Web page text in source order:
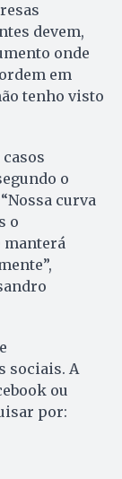
devem,
onde
em
tenho visto
o
curva
o
manterá
sociais. A
ou
por: